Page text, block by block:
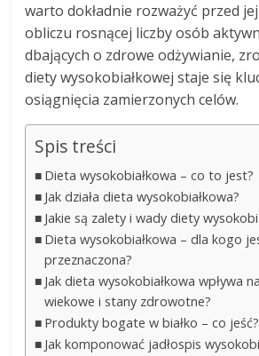
warto dokładnie rozważyć przed
obliczu rosnącej liczby osób
dbających o zdrowe odżywianie,
diety wysokobiałkowej staje się
osiągnięcia zamierzonych celów.
Spis treści
Dieta wysokobiałkowa – co to jest?
Jak działa dieta wysokobiałkowa?
Jakie są zalety i wady diety
Dieta wysokobiałkowa – dla kogo
przeznaczona?
Jak dieta wysokobiałkowa wpływa
wiekowe i stany zdrowotne?
Produkty bogate w białko – co jeść?
Jak komponować jadłospis